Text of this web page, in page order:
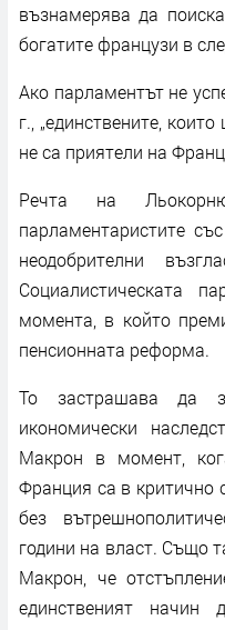
възнамерява да
богатите французи в
Ако парламентът не
г., „единствените,
не са приятели на
Речта на
парламентаристите
неодобрителни
Социалистическата
момента, в който
пенсионната реформа.
То застрашава да
икономически
Макрон в момент,
Франция са в критично
без
години на власт. Също
Макрон, че
единственият начин